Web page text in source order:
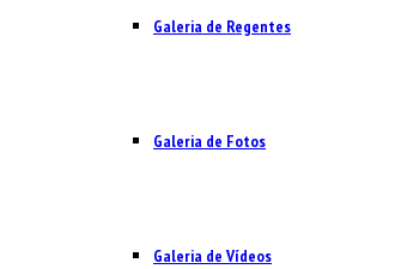
Galeria de Regentes
Galeria de Fotos
Galeria de Vídeos